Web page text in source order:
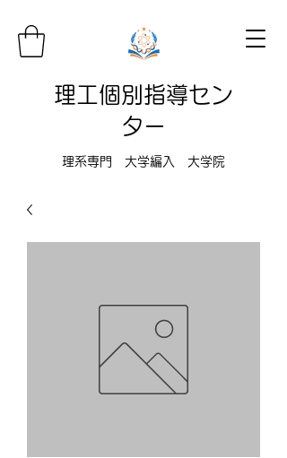
理工個別指導セン
ター
理系専門 大学編入 大学院